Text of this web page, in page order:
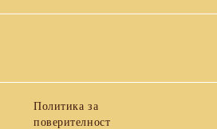
Политика за
поверителност